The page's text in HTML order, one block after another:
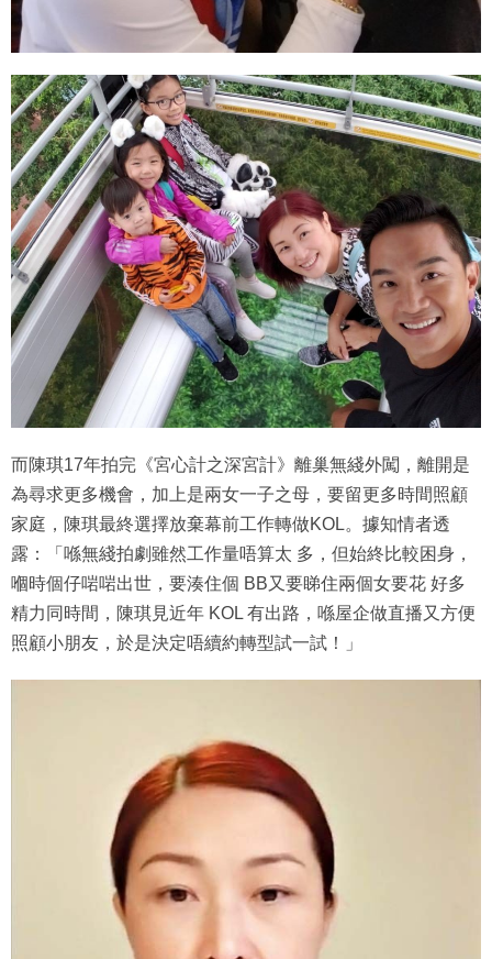
而陳琪17年拍完《宮心計之深宮計》離巢無綫外闖，離開是
為尋求更多機會，加上是兩女一子之母，要留更多時間照顧
家庭，陳琪最終選擇放棄幕前工作轉做KOL。據知情者透
露：「喺無綫拍劇雖然工作量唔算太 多，但始終比較困身，
嗰時個仔啱啱出世，要湊住個 BB又要睇住兩個女要花 好多
精力同時間，陳琪見近年 KOL 有出路，喺屋企做直播又方便
照顧小朋友，於是決定唔續約轉型試一試！」